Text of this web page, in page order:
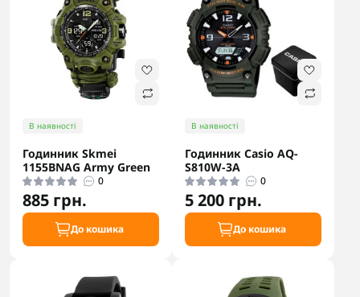
В наявності
Годинник Skmei
1155BNAG Army Green
0
885 грн.
До кошика
В наявності
Годинник Casio AQ-
S810W-3A
0
5 200 грн.
До кошика